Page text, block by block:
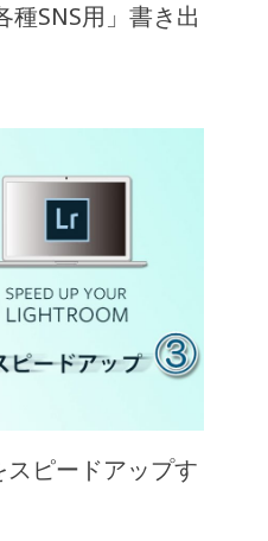
種SNS用」書き出
ピードアップす